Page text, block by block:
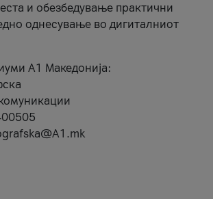
и обезбедување практични
однесување во дигиталниот
А1 Македонија: